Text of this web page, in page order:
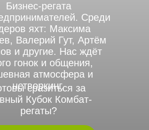
Бизнес-регата
Среди
яхт: Максима
Валерий Гут, Артём
и другие. Нас ждёт
гонок и общения,
атмосфера и
нетворкинг.
сразиться за
Кубок Комбат-
регаты?